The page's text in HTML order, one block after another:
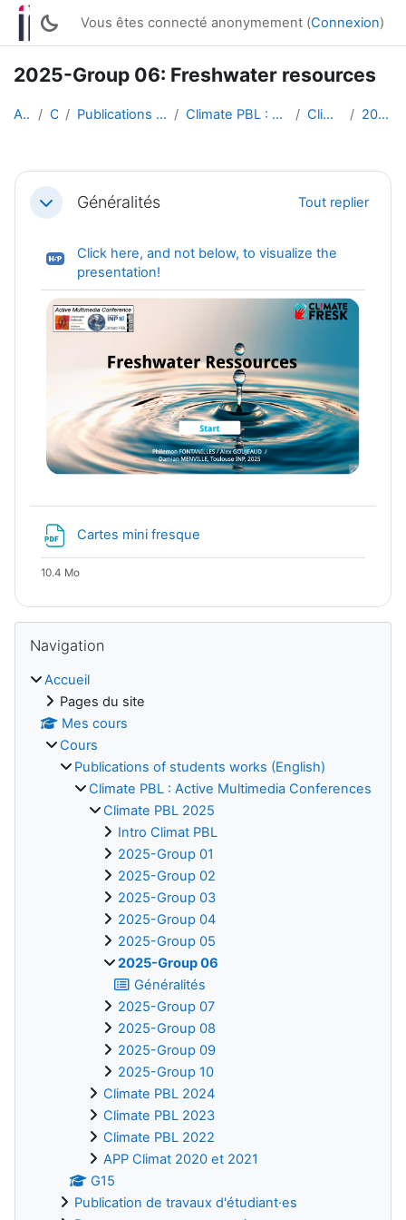
Passer au contenu principal
Vous êtes connecté anonymement (Connexion)
2025-Group 06: Freshwater resources
Accueil Cours Publications of students works (English) Climate PBL : Active Multimedia Conferences Climate PBL 2025 2025-Group 06
Résumé de section
ReplierGénéralités Tout replier
Click here, and not below, to visualize the
presentation!
Cartes mini fresque
10.4 Mo
Blocs
Navigation
Accueil
Pages du site
Mes cours
Cours
Publications of students works (English)
Climate PBL : Active Multimedia Conferences
Climate PBL 2025
Intro Climat PBL
2025-Group 01
2025-Group 02
2025-Group 03
2025-Group 04
2025-Group 05
2025-Group 06
Généralités
2025-Group 07
2025-Group 08
2025-Group 09
2025-Group 10
Climate PBL 2024
Climate PBL 2023
Climate PBL 2022
APP Climat 2020 et 2021
G15
Publication de travaux d'étudiant·es